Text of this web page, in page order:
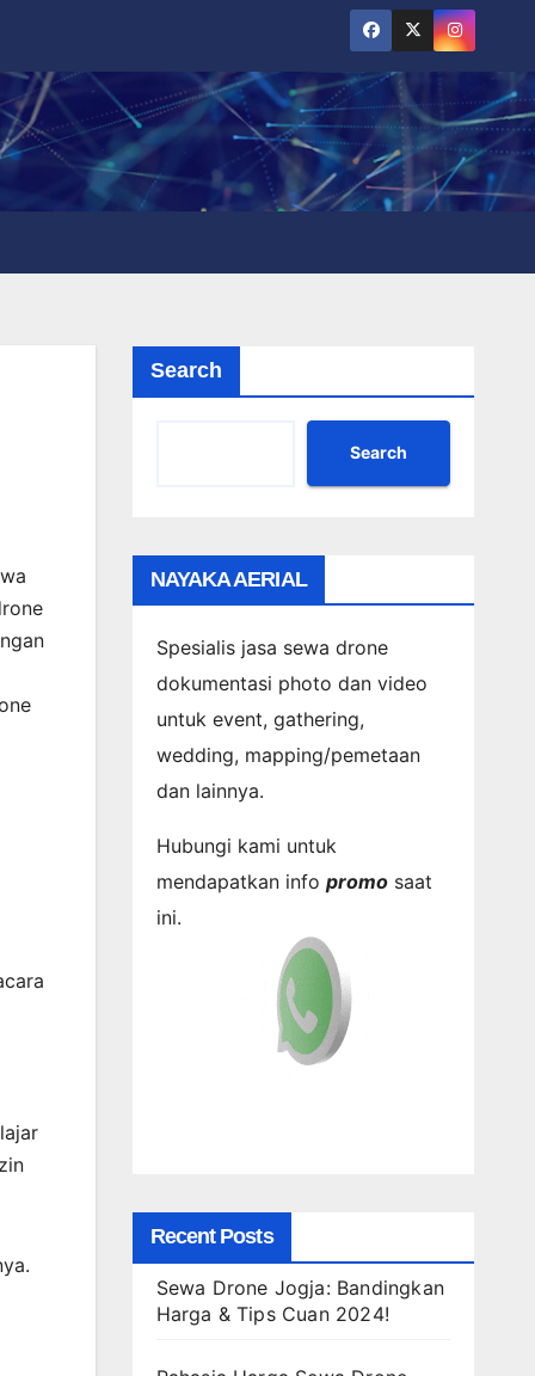
Search
Search
NAYAKA AERIAL
Spesialis jasa sewa drone
dokumentasi photo dan video
untuk event, gathering,
wedding, mapping/pemetaan
dan lainnya.
Hubungi kami untuk
mendapatkan info promosaat
ini.
Recent Posts
Sewa Drone Jogja: Bandingkan
Harga & Tips Cuan 2024!